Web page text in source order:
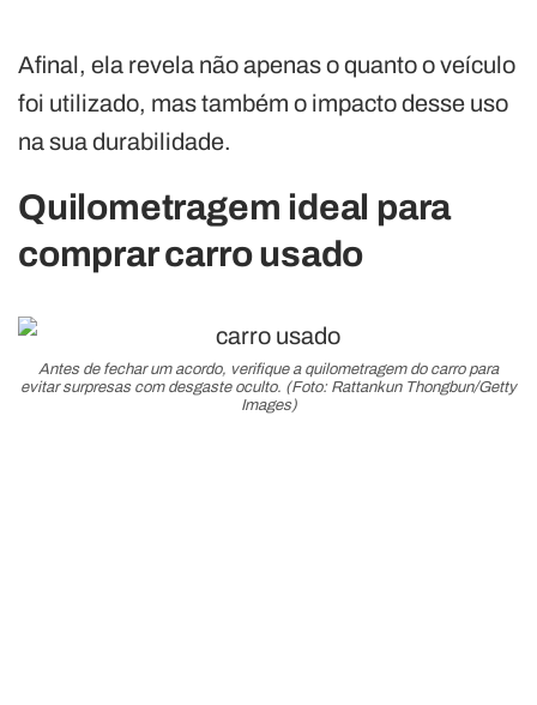
Afinal, ela revela não apenas o quanto o veículo
foi utilizado, mas também o impacto desse uso
na sua durabilidade.
Quilometragem ideal para
comprar carro usado
Antes de fechar um acordo, verifique a quilometragem do carro para
evitar surpresas com desgaste oculto. (Foto: Rattankun Thongbun/Getty
Images)